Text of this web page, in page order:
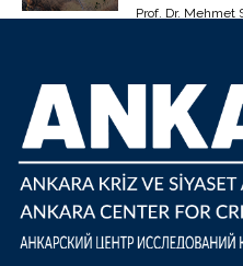
Prof. Dr. Mehmet